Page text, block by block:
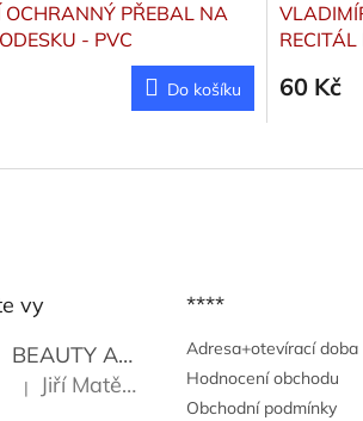
OCHRANNÝ PŘEBAL NA
- PVC
Do košíku
RECITÁL
60 Kč
vy
BEAUTY AND THE BEAT
Go Go's
Hodnocení produktu je 5 z 5 hvězdiček.
| Jiří Matějů
****
Adresa+otevírací doba
Hodnocení obchodu
Obchodní podmínky